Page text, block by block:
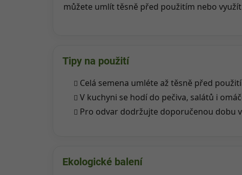
můžete umlít těsně před použitím nebo
Tipy na použití
Celá semena umléte až těsně před
V kuchyni se hodí do pečiva, salátů i
Pro odvar dodržujte doporučenou dobu
Ekologické balení